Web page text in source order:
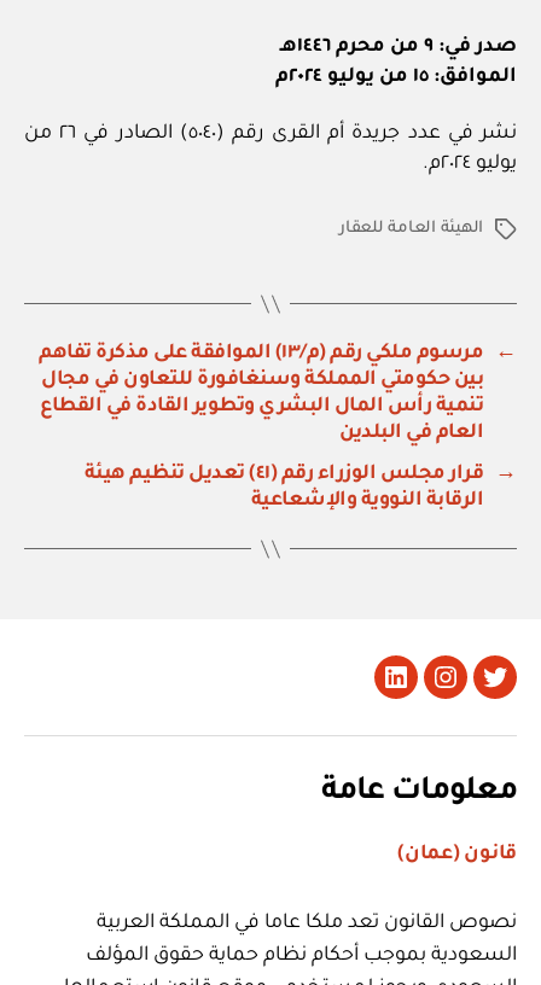
صدر في: ٩ من محرم ١٤٤٦هـ
الموافق: ١٥ من يوليو ٢٠٢٤م
نشر في عدد جريدة أم القرى رقم (٥٠٤٠) الصادر في ٢٦ من
يوليو ٢٠٢٤م.
الوسومالهيئة العامة للعقار
←
مرسوم ملكي رقم (م/١٣) الموافقة على مذكرة تفاهم
بين حكومتي المملكة وسنغافورة للتعاون في مجال
تنمية رأس المال البشري وتطوير القادة في القطاع
العام في البلدين
→
قرار مجلس الوزراء رقم (٤١) تعديل تنظيم هيئة
الرقابة النووية والإشعاعية
تويتر Instagram
LinkedIn
معلومات عامة
قانون (عمان)
نصوص القانون تعد ملكا عاما في المملكة العربية
السعودية بموجب أحكام نظام حماية حقوق المؤلف